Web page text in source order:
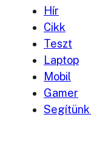
Hír
Cikk
Teszt
Laptop
Mobil
Gamer
Segítünk